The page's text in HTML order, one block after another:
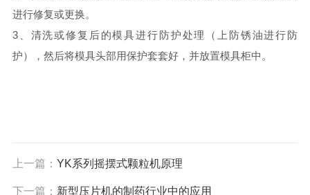
进行修复或更换。
3、清洗或修复后的模具进行防护处理（上防锈油进行防
护），然后将模具头部用保护套套好，并放置模具柜中。
上一篇： YK系列摇摆式颗粒机原理
下一篇： 新型压片机的制药行业中的应用